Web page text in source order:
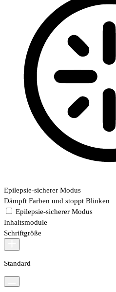
Epilepsie-sicherer Modus
Dämpft Farben und stoppt Blinken
Epilepsie-sicherer Modus
Inhaltsmodule
Schriftgröße
Standard